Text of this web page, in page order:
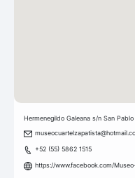
Hermenegildo Galeana s/n San
+52 (55) 5862 1515
https://www.facebook.com/